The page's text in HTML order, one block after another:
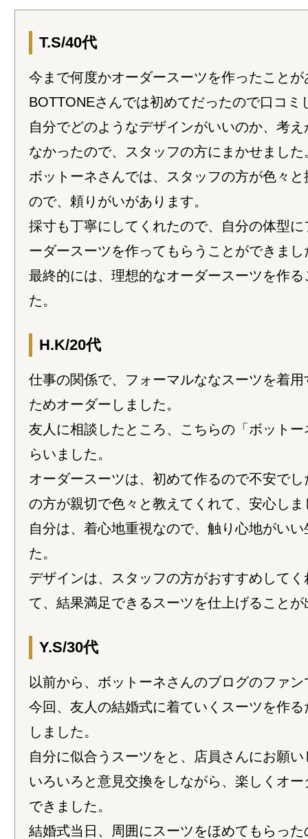
T.S/40代
今まで何度かオーダースーツを作ったこと
BOTTONEさんでは初めてだったので口コミ
自分でどのようなデザインがいいのか、考
なかったので、スタッフの方にまかせました
ボットーネさんでは、スタッフの方が色々
ので、頼りがいがあります。
採寸も丁寧にしてくれたので、自分の体型
ーダースーツを作ってもらうことができまし
最終的には、理想的なオーダースーツを作
た。
H.K/20代
仕事の関係で、フォーマルななスーツを着
ためオーダーしました。
友人に相談したところ、こちらの「ボット
らいました。
オーダースーツは、初めて作るので不安で
の方が親切で色々と教えてくれて、安心しま
自分は、着心地重視なので、触り心地がい
た。
デザインは、スタッフの方がおすすめして
て、結果満足できるスーツを仕上げること
Y.S/30代
以前から、ボットーネさんのブログのファン
今回、友人の結婚式に着ていくスーツを作
しました。
自分に似合うスーツをと、店員さんにお願
いろいろと意見交換をしながら、楽しくオ
できました。
結婚式当日、周囲にスーツをほめてもらっ